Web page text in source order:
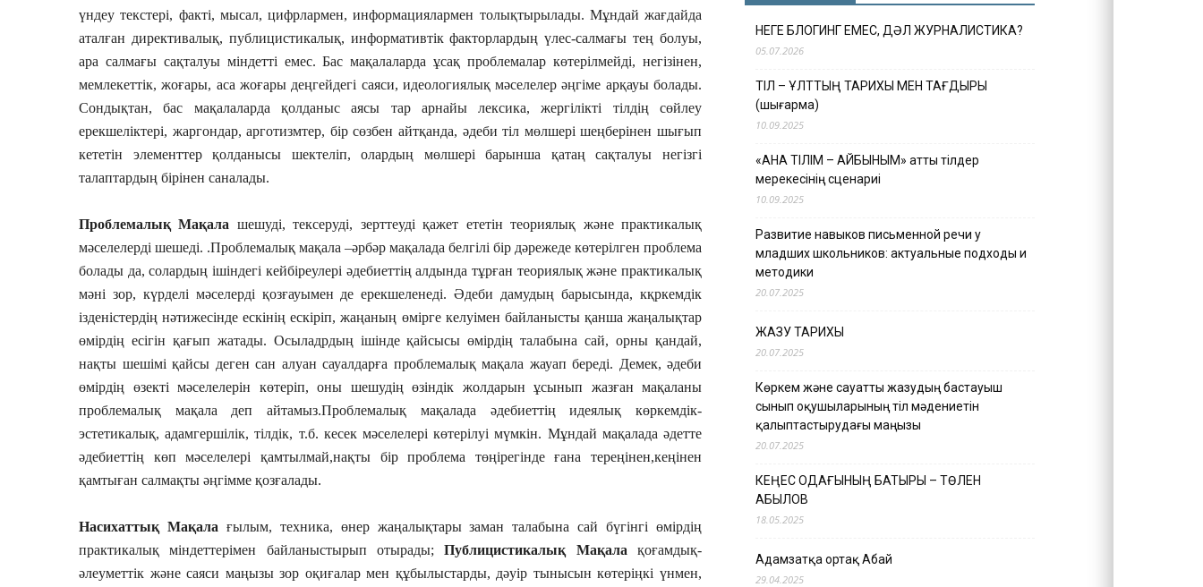
үндеу текстері, факті, мысал, цифрлармен, информациялармен толықтырылады. Мұндай жағдайда
аталған директивалық, публицистикалық, информативтік факторлардың үлес-салмағы тең болуы,
ара салмағы сақталуы міндетті емес. Бас мақалаларда ұсақ проблемалар көтерілмейді, негізінен,
мемлекеттік, жоғары, аса жоғары деңгейдегі саяси, идеологиялық мәселелер әңгіме арқауы болады.
Сондықтан, бас мақалаларда қолданыс аясы тар арнайы лексика, жергілікті тілдің сөйлеу
ерекшеліктері, жаргондар, арготизмтер, бір сөзбен айтқанда, әдеби тіл мөлшері шеңберінен шығып
кететін элементтер қолданысы шектеліп, олардың мөлшері барынша қатаң сақталуы негізгі
талаптардың бірінен саналады.
Проблемалық Мақала шешуді, тексеруді, зерттеуді қажет ететін теориялық және практикалық
мәселелерді шешеді. .Проблемалық мақала –әрбәр мақалада белгілі бір дәрежеде көтерілген проблема
болады да, солардың ішіндегі кейбіреулері әдебиеттің алдында тұрған теориялық және практикалық
мәні зор, күрделі мәселерді қозғауымен де ерекшеленеді. Әдеби дамудың барысында, кқркемдік
ізденістердің нәтижесінде ескінің ескіріп, жаңаның өмірге келуімен байланысты қанша жаңалықтар
өмірдің есігін қағып жатады. Осыладрдың ішінде қайсысы өмірдің талабына сай, орны қандай,
нақты шешімі қайсы деген сан алуан сауалдарға проблемалық мақала жауап береді. Демек, әдеби
өмірдің өзекті мәселелерін көтеріп, оны шешудің өзіндік жолдарын ұсынып жазған мақаланы
проблемалық мақала деп айтамыз.Проблемалық мақалада әдебиеттің идеялық көркемдік-
эстетикалық, адамгершілік, тілдік, т.б. кесек мәселелері көтерілуі мүмкін. Мұндай мақалада әдетте
әдебиеттің көп мәселелері қамтылмай,нақты бір проблема төңірегінде ғана тереңінен,кеңінен
қамтыған салмақты әңгімме қозғалады.
Насихаттық Мақала ғылым, техника, өнер жаңалықтары заман талабына сай бүгінгі өмірдің
практикалық міндеттерімен байланыстырып отырады;Публицистикалық Мақала қоғамдық-
әлеуметтік және саяси маңызы зор оқиғалар мен құбылыстарды, дәуір тынысын көтеріңкі үнмен,
НЕГЕ БЛОГИНГ ЕМЕС, ДӘЛ ЖУРНАЛИСТИКА?
05.07.2026
ТІЛ – ҰЛТТЫҢ ТАРИХЫ МЕН ТАҒДЫРЫ
(шығарма)
10.09.2025
«АНА ТІЛІМ – АЙБЫНЫМ» атты тілдер
мерекесінің сценариі
10.09.2025
Развитие навыков письменной речи у
младших школьников: актуальные подходы и
методики
20.07.2025
ЖАЗУ ТАРИХЫ
20.07.2025
Көркем және сауатты жазудың бастауыш
сынып оқушыларының тіл мәдениетін
қалыптастырудағы маңызы
20.07.2025
КЕҢЕС ОДАҒЫНЫҢ БАТЫРЫ – ТӨЛЕН
ҚАБЫЛОВ
18.05.2025
Адамзатқа ортақ Абай
29.04.2025